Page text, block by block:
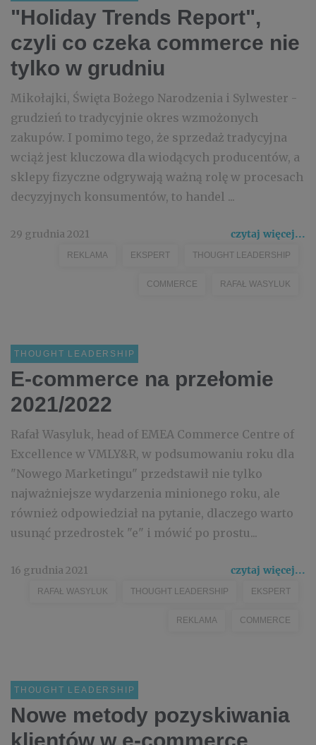
"Holiday Trends Report",
czyli co czeka commerce nie
tylko w grudniu
Mikołajki, Święta Bożego Narodzenia i Sylwester -
grudzień to tradycyjnie okres wzmożonych
zakupów. I pomimo tego, że sprzedaż tradycyjna
wciąż jest kluczowa dla wiodących producentów, a
sklepy fizyczne odgrywają ważną rolę w procesach
decyzyjnych konsumentów, to handel ...
29 grudnia 2021 czytaj więcej...
REKLAMA EKSPERT THOUGHT LEADERSHIP
COMMERCE RAFAŁ WASYLUK
THOUGHT LEADERSHIP
E-commerce na przełomie
2021/2022
Rafał Wasyluk, head of EMEA Commerce Centre of
Excellence w VMLY&R, w podsumowaniu roku dla
"Nowego Marketingu" przedstawił nie tylko
najważniejsze wydarzenia minionego roku, ale
również odpowiedział na pytanie, dlaczego warto
usunąć przedrostek "e" i mówić po prostu...
16 grudnia 2021 czytaj więcej...
RAFAŁ WASYLUK THOUGHT LEADERSHIP EKSPERT
REKLAMA COMMERCE
THOUGHT LEADERSHIP
Nowe metody pozyskiwania